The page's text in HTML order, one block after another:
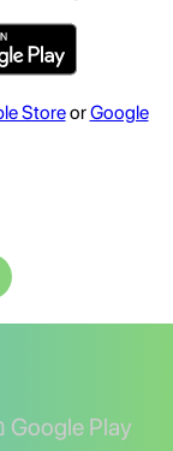
StoreorGoogle
Play